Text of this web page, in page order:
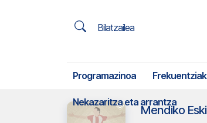
Bilatzailea
Programazinoa Frekuentziak
Nekazaritza eta arrantza